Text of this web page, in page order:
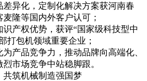
差异化，定制化解决方案获河南春
隆等国内外客户认可；
产权优势，获评“国家级科技型中
打包机领域重要企业；
产品竞争力，推动品牌向高端化、
市场竞争中站稳脚跟。
共筑机械制造强国梦